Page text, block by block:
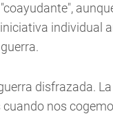
individual
disfrazada.
nos